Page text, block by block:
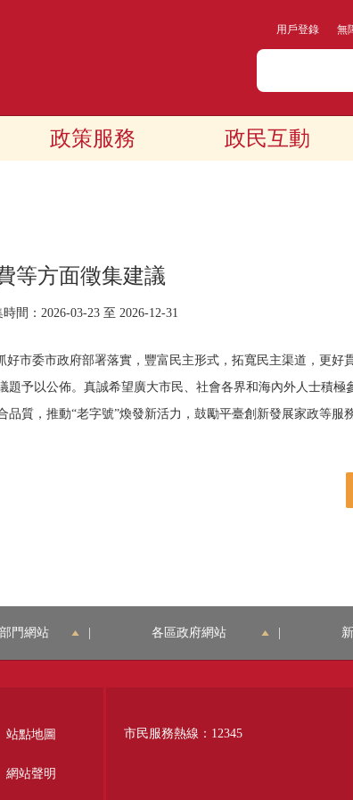
用戶登錄 無
政策服務 政民互動
等方面徵集建議
間：2026-03-23 至 2026-12-31
市委市政府部署落實，豐富民主形式，拓寬民主渠道，更好
予以公佈。真誠希望廣大市民、社會各界和海內外人士積極
質，推動“老字號”煥發新活力，鼓勵平臺創新發展家政等服
門網站 各區政府網站
站點地圖
網站聲明
市民服務熱線：12345